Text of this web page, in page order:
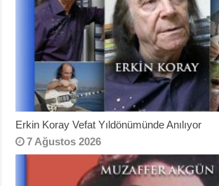
Erkin Koray Vefat Yıldönümünde Anılıyor
7 Ağustos 2026